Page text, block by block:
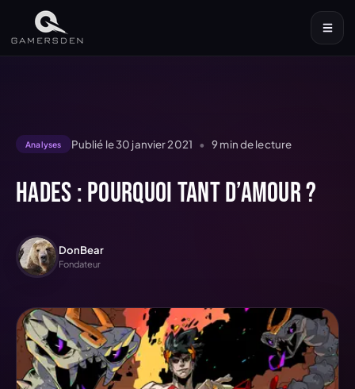
Analyses Publié le30 janvier 2021 • 9min de lecture
Hades : pourquoi tant d’amour ?
DonBear
Fondateur